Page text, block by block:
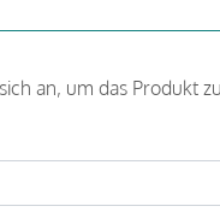
an, um das Produkt